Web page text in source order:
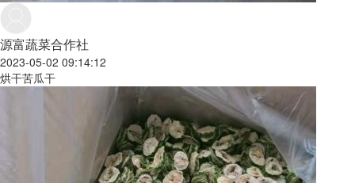
源富蔬菜合作社
2023-05-02 09:14:12
烘干苦瓜干